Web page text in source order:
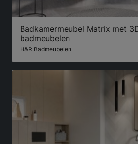
Badkamermeubel Matrix met
badmeubelen
H&R Badmeubelen